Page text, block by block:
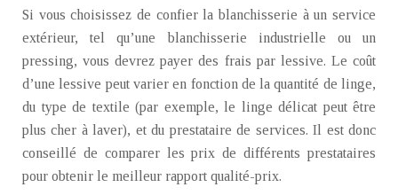
Si vous choisissez de confier la blanchisserie à un service
extérieur, tel qu’une blanchisserie industrielle ou un
pressing, vous devrez payer des frais par lessive. Le coût
d’une lessive peut varier en fonction de la quantité de linge,
du type de textile (par exemple, le linge délicat peut être
plus cher à laver), et du prestataire de services. Il est donc
conseillé de comparer les prix de différents prestataires
pour obtenir le meilleur rapport qualité-prix.